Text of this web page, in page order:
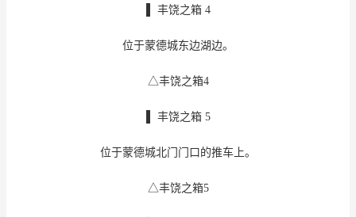
▌ 丰饶之箱 4
位于蒙德城东边湖边。
△丰饶之箱4
▌ 丰饶之箱 5
位于蒙德城北门门口的推车上。
△丰饶之箱5